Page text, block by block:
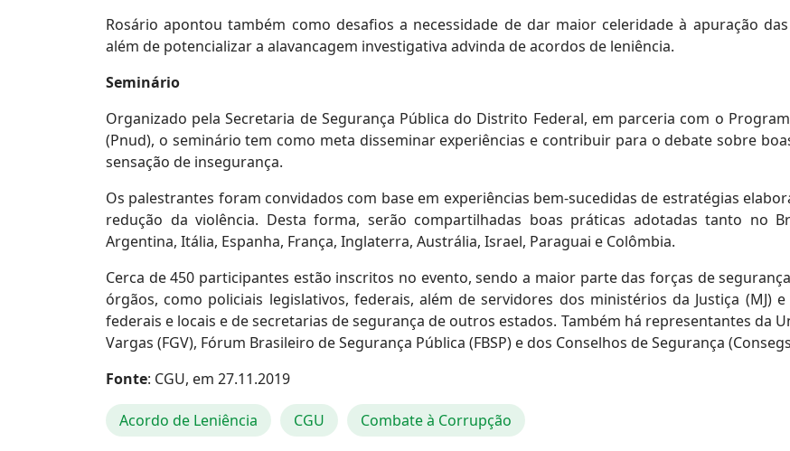
Rosário apontou também como desafios a necessidade de dar maior celeridade à apuração
além de potencializar a alavancagem investigativa advinda de acordos de leniência.
Seminário
Organizado pela Secretaria de Segurança Pública do Distrito Federal, em parceria com o
(Pnud), o seminário tem como meta disseminar experiências e contribuir para o debate sobre
sensação de insegurança.
Os palestrantes foram convidados com base em experiências bem-sucedidas de estratégias
redução da violência. Desta forma, serão compartilhadas boas práticas adotadas tanto no
Argentina, Itália, Espanha, França, Inglaterra, Austrália, Israel, Paraguai e Colômbia.
Cerca de 450 participantes estão inscritos no evento, sendo a maior parte das forças de
órgãos, como policiais legislativos, federais, além de servidores dos ministérios da Justiça (MJ)
federais e locais e de secretarias de segurança de outros estados. Também há representantes da
Vargas (FGV), Fórum Brasileiro de Segurança Pública (FBSP) e dos Conselhos de Segurança
Fonte: CGU, em 27.11.2019
Acordo de Leniência CGU Combate à Corrupção